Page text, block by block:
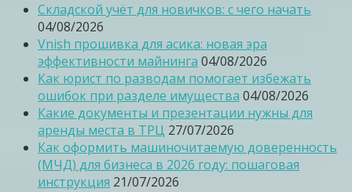
Складской учёт для новичков: с чего начать
04/08/2026
Vnish прошивка для асика: новая эра
эффективности майнинга 04/08/2026
Как юрист по разводам помогает избежать
ошибок при разделе имущества 04/08/2026
Какие документы и презентации нужны для
аренды места в ТРЦ 27/07/2026
Как оформить машиночитаемую доверенность
(МЧД) для бизнеса в 2026 году: пошаговая
инструкция 21/07/2026